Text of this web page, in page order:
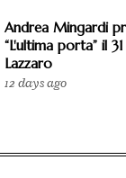
Andrea Mingardi
“L'ultima porta” il
Lazzaro
12 days ago